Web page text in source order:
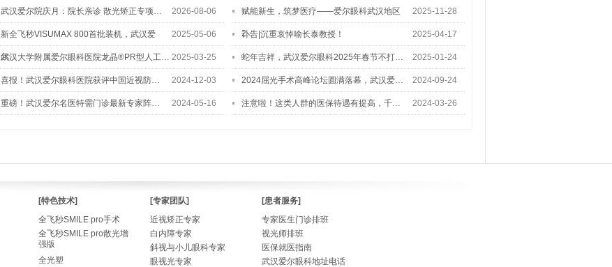
武汉爱尔院庆月：院长亲诊 散光矫正专项… 2026-08-06 赋能新生，筑梦医疗——爱尔眼科武汉地区
2…
2025-11-28
新全飞秒VISUMAX 800首批装机，武汉爱
尔…
2025-05-06 讣告|沉重哀悼喻长泰教授！ 2025-04-17
武汉大学附属爱尔眼科医院龙晶®PR型人工… 2025-03-25 蛇年吉祥，武汉爱尔眼科2025年春节不打… 2025-01-24
喜报！武汉爱尔眼科医院获评中国近视防… 2024-12-03 2024屈光手术高峰论坛圆满落幕，武汉爱… 2024-09-24
重磅！武汉爱尔名医特需门诊最新专家阵… 2024-05-16 注意啦！这类人群的医保待遇有提高，千… 2024-03-26
[特色技术]
全飞秒SMILE pro手术
全飞秒SMILE pro散光增
强版
全光塑
[专家团队]
近视矫正专家
白内障专家
斜视与小儿眼科专家
眼视光专家
[患者服务]
专家医生门诊排班
视光师排班
医保就医指南
武汉爱尔眼科地址电话